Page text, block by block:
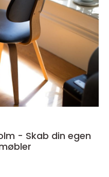
- Skab din egen